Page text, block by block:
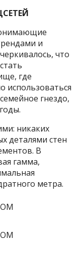
и
что
где
использоваться
гнездо,
никаких
деталями стен
В
гамма,
метра.